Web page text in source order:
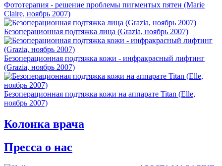
Фототерапия - решение проблемы пигментых пятен (Marie
Claire, ноябрь 2007)
Безоперационная подтяжка лица (Grazia, ноябрь 2007)
Безоперационная подтяжка кожи - инфракрасный лифтинг
(Grazia, ноябрь 2007)
Безоперационная подтяжка кожи на аппарате Titan (Elle,
ноябрь 2007)
Колонка врача
Пресса о нас